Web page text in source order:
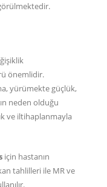
önemlidir.
yürümekte güçlük,
neden olduğu
ve iltihaplanmayla
için hastanın
tahlilleri ile MR ve